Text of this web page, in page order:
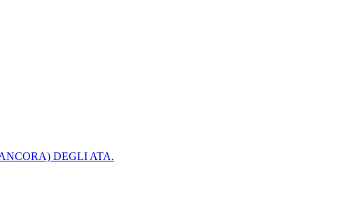
DEGLI ATA.